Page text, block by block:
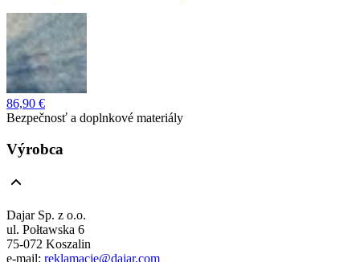
86,90 €
Bezpečnosť a doplnkové materiály
Výrobca
Dajar Sp. z o.o.
ul. Połtawska 6
75-072 Koszalin
e-mail: reklamacje@dajar.com